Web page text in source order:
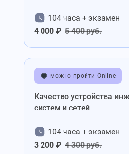
104 часа + экзамен
4 000 ₽ 5 400 руб.
можно пройти Online
Качество устройства
систем и сетей
104 часа + экзамен
3 200 ₽ 4 300 руб.